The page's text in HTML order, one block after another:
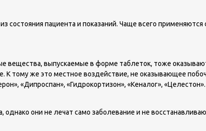
состояния пациента и показаний. Чаще всего
вещества, выпускаемые в форме таблеток, тоже
тому же это местное воздействие, не оказывающее
«Дипроспан», «Гидрокортизон», «Кеналог»,
они не лечат само заболевание и не